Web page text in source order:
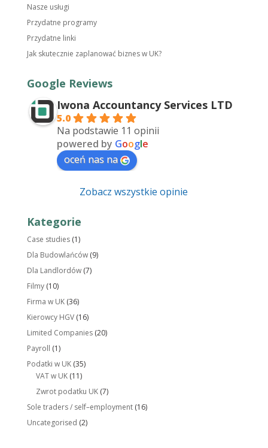
Nasze usługi
Przydatne programy
Przydatne linki
Jak skutecznie zaplanować biznes w UK?
Google Reviews
Iwona Accountancy Services LTD
5.0
Na podstawie 11 opinii
powered by Google
oceń nas na
Zobacz wszystkie opinie
Kategorie
Case studies(1)
Dla Budowlańców(9)
Dla Landlordów(7)
Filmy(10)
Firma w UK(36)
Kierowcy HGV(16)
Limited Companies(20)
Payroll (1)
Podatki w UK(35)
VAT w UK(11)
Zwrot podatku UK(7)
Sole traders / self–employment(16)
Uncategorised (2)